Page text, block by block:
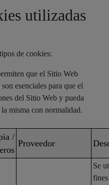
utilizadas
de cookies:
que el Sitio Web
esenciales para que el
del Sitio Web y pueda
misma con normalidad.
/
Proveedor
Se